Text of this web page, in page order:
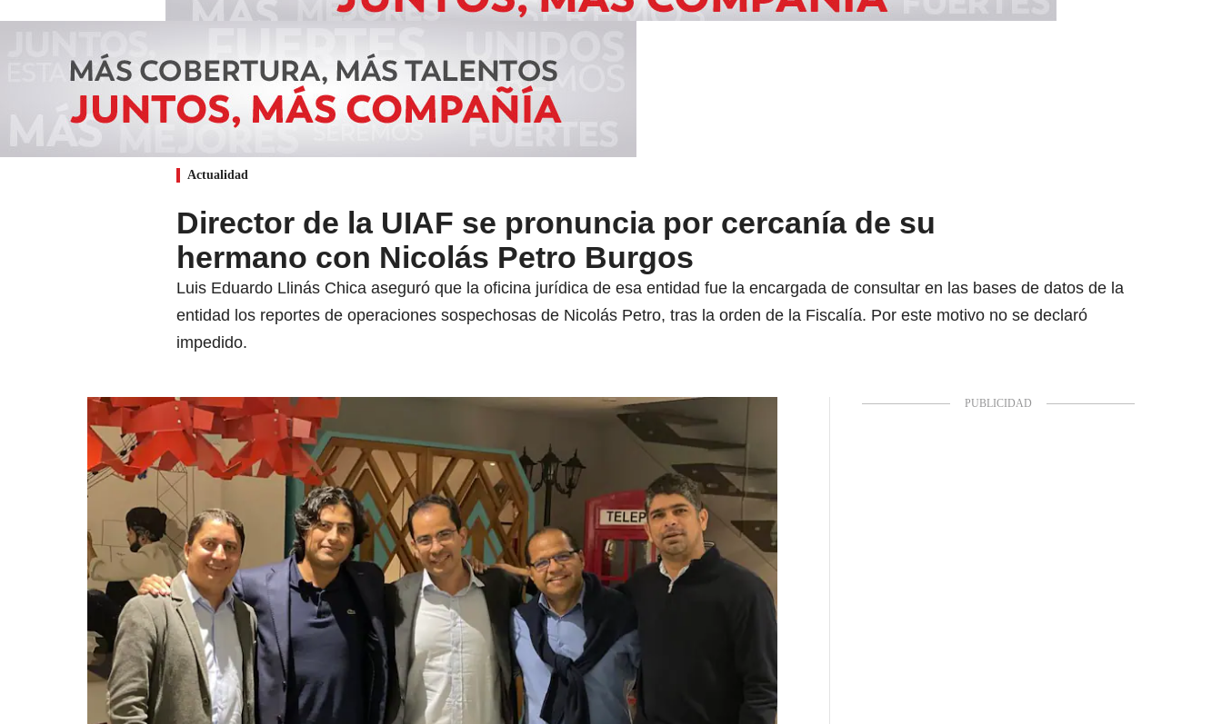
Actualidad
Director de la UIAF se pronuncia por cercanía de su
hermano con Nicolás Petro Burgos
Luis Eduardo Llinás Chica aseguró que la oficina jurídica de esa entidad fue la encargada de consultar en las bases de datos de la
entidad los reportes de operaciones sospechosas de Nicolás Petro, tras la orden de la Fiscalía. Por este motivo no se declaró
impedido.